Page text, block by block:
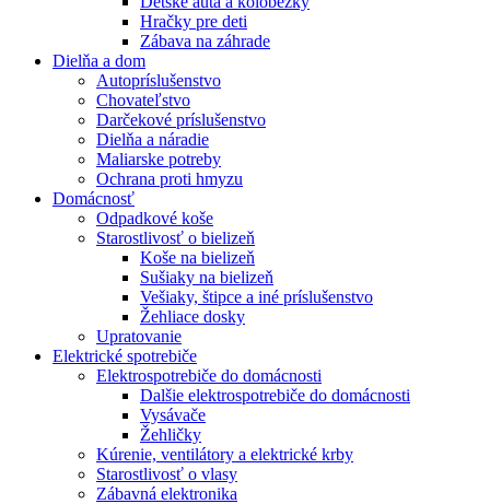
Hračky pre deti
Zábava na záhrade
Dielňa a dom
Autopríslušenstvo
Chovateľstvo
Darčekové príslušenstvo
Dielňa a náradie
Maliarske potreby
Ochrana proti hmyzu
Domácnosť
Odpadkové koše
Starostlivosť o bielizeň
Koše na bielizeň
Sušiaky na bielizeň
Vešiaky, štipce a iné príslušenstvo
Žehliace dosky
Upratovanie
Elektrické spotrebiče
Elektrospotrebiče do domácnosti
Dalšie elektrospotrebiče do domácnosti
Vysávače
Žehličky
Kúrenie, ventilátory a elektrické krby
Starostlivosť o vlasy
Zábavná elektronika